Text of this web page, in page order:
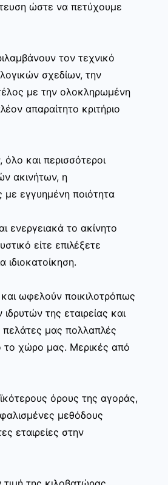
ώστε να πετύχουμε
τον τεχνικό
σχεδίων, την
με την ολοκληρωμένη
απαραίτητο κριτήριο
και περισσότεροι
ακινήτων, η
με εγγυημένη ποιότητα
ενεργειακά το ακίνητο
είτε επιλέξετε
ιδιοκατοίκηση.
ωφελούν ποικιλοτρόπως
της εταιρείας και
μας πολλαπλές
το χώρο μας. Μερικές από
όρους της αγοράς,
μεθόδους
εταιρείες στην